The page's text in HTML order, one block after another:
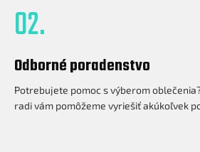
02.
Odborné poradenstvo
Potrebujete pomoc s výberom
radi vám pomôžeme vyriešiť akúkoľvek